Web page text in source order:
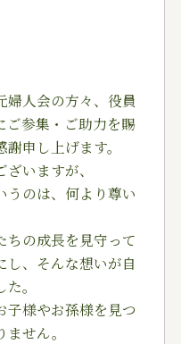
婦人会の方々、役員
ご参集・ご助力を賜
申し上げます。
いますが、
うのは、何より尊い
ちの成長を見守って
し、そんな想いが自
。
子様やお孫様を見つ
せん。